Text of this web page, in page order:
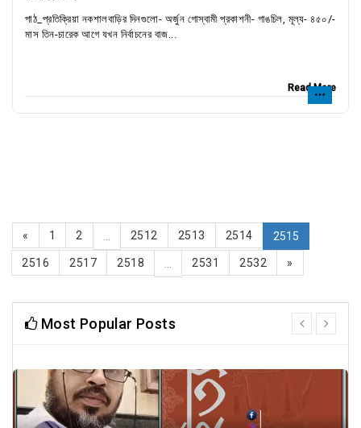
পাঠ_প্রতিক্রিয়া নকশালবাড়ির দিনগুলো- অর্জুন গোস্বামী প্রকাশনী- গাঙচিল, মূল্য- ৪৫০/-
মাস তিন-চারেক আগে যখন নির্বাচনের বাজ...
Read More
« 1 2 2512 2513 2514 2515
2516 2517 2518 2531 2532 »
Most Popular Posts
prev